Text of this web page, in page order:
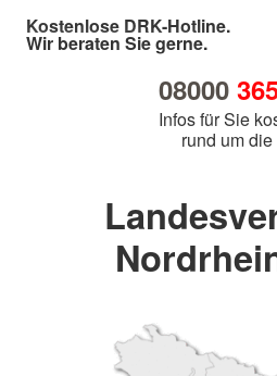
Kostenlose DRK-Hotline.
Wir beraten Sie gerne.
08000
Infos für Sie
rund um